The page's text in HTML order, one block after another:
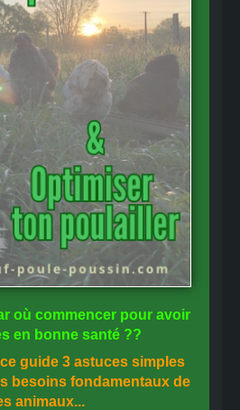
où commencer pour avoir
en bonne santé ??
guide 3 astuces simples
besoins fondamentaux de
animaux...